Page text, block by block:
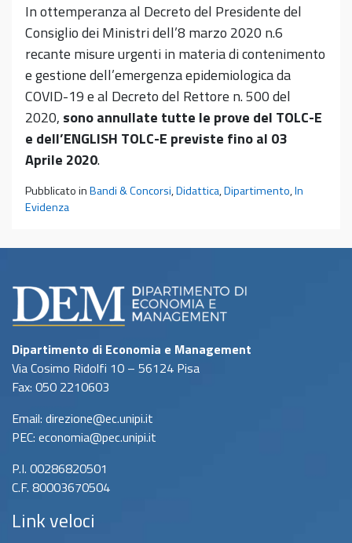
In ottemperanza al Decreto del Presidente del
Consiglio dei Ministri dell’8 marzo 2020 n.6
recante misure urgenti in materia di contenimento
e gestione dell’emergenza epidemiologica da
COVID-19 e al Decreto del Rettore n. 500 del
2020, sono annullate tutte le prove del TOLC-E
e dell’ENGLISH TOLC-E previste fino al 03
Aprile 2020.
Pubblicato inBandi & Concorsi,Didattica,Dipartimento,In
Evidenza
Dipartimento di Economia e Management
Via Cosimo Ridolfi 10 – 56124 Pisa
Fax: 050 2210603
Email: direzione@ec.unipi.it
PEC: economia@pec.unipi.it
P.I. 00286820501
C.F. 80003670504
Link veloci